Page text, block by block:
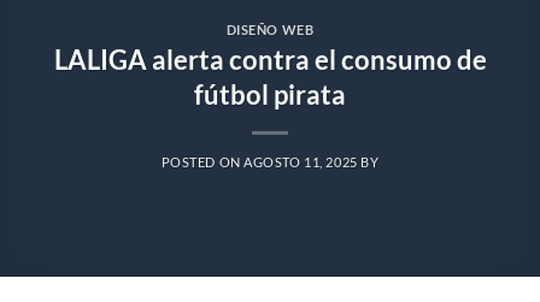
DISEÑO WEB
LALIGA alerta contra el consumo de
fútbol pirata
POSTED ONAGOSTO 11, 2025 BY